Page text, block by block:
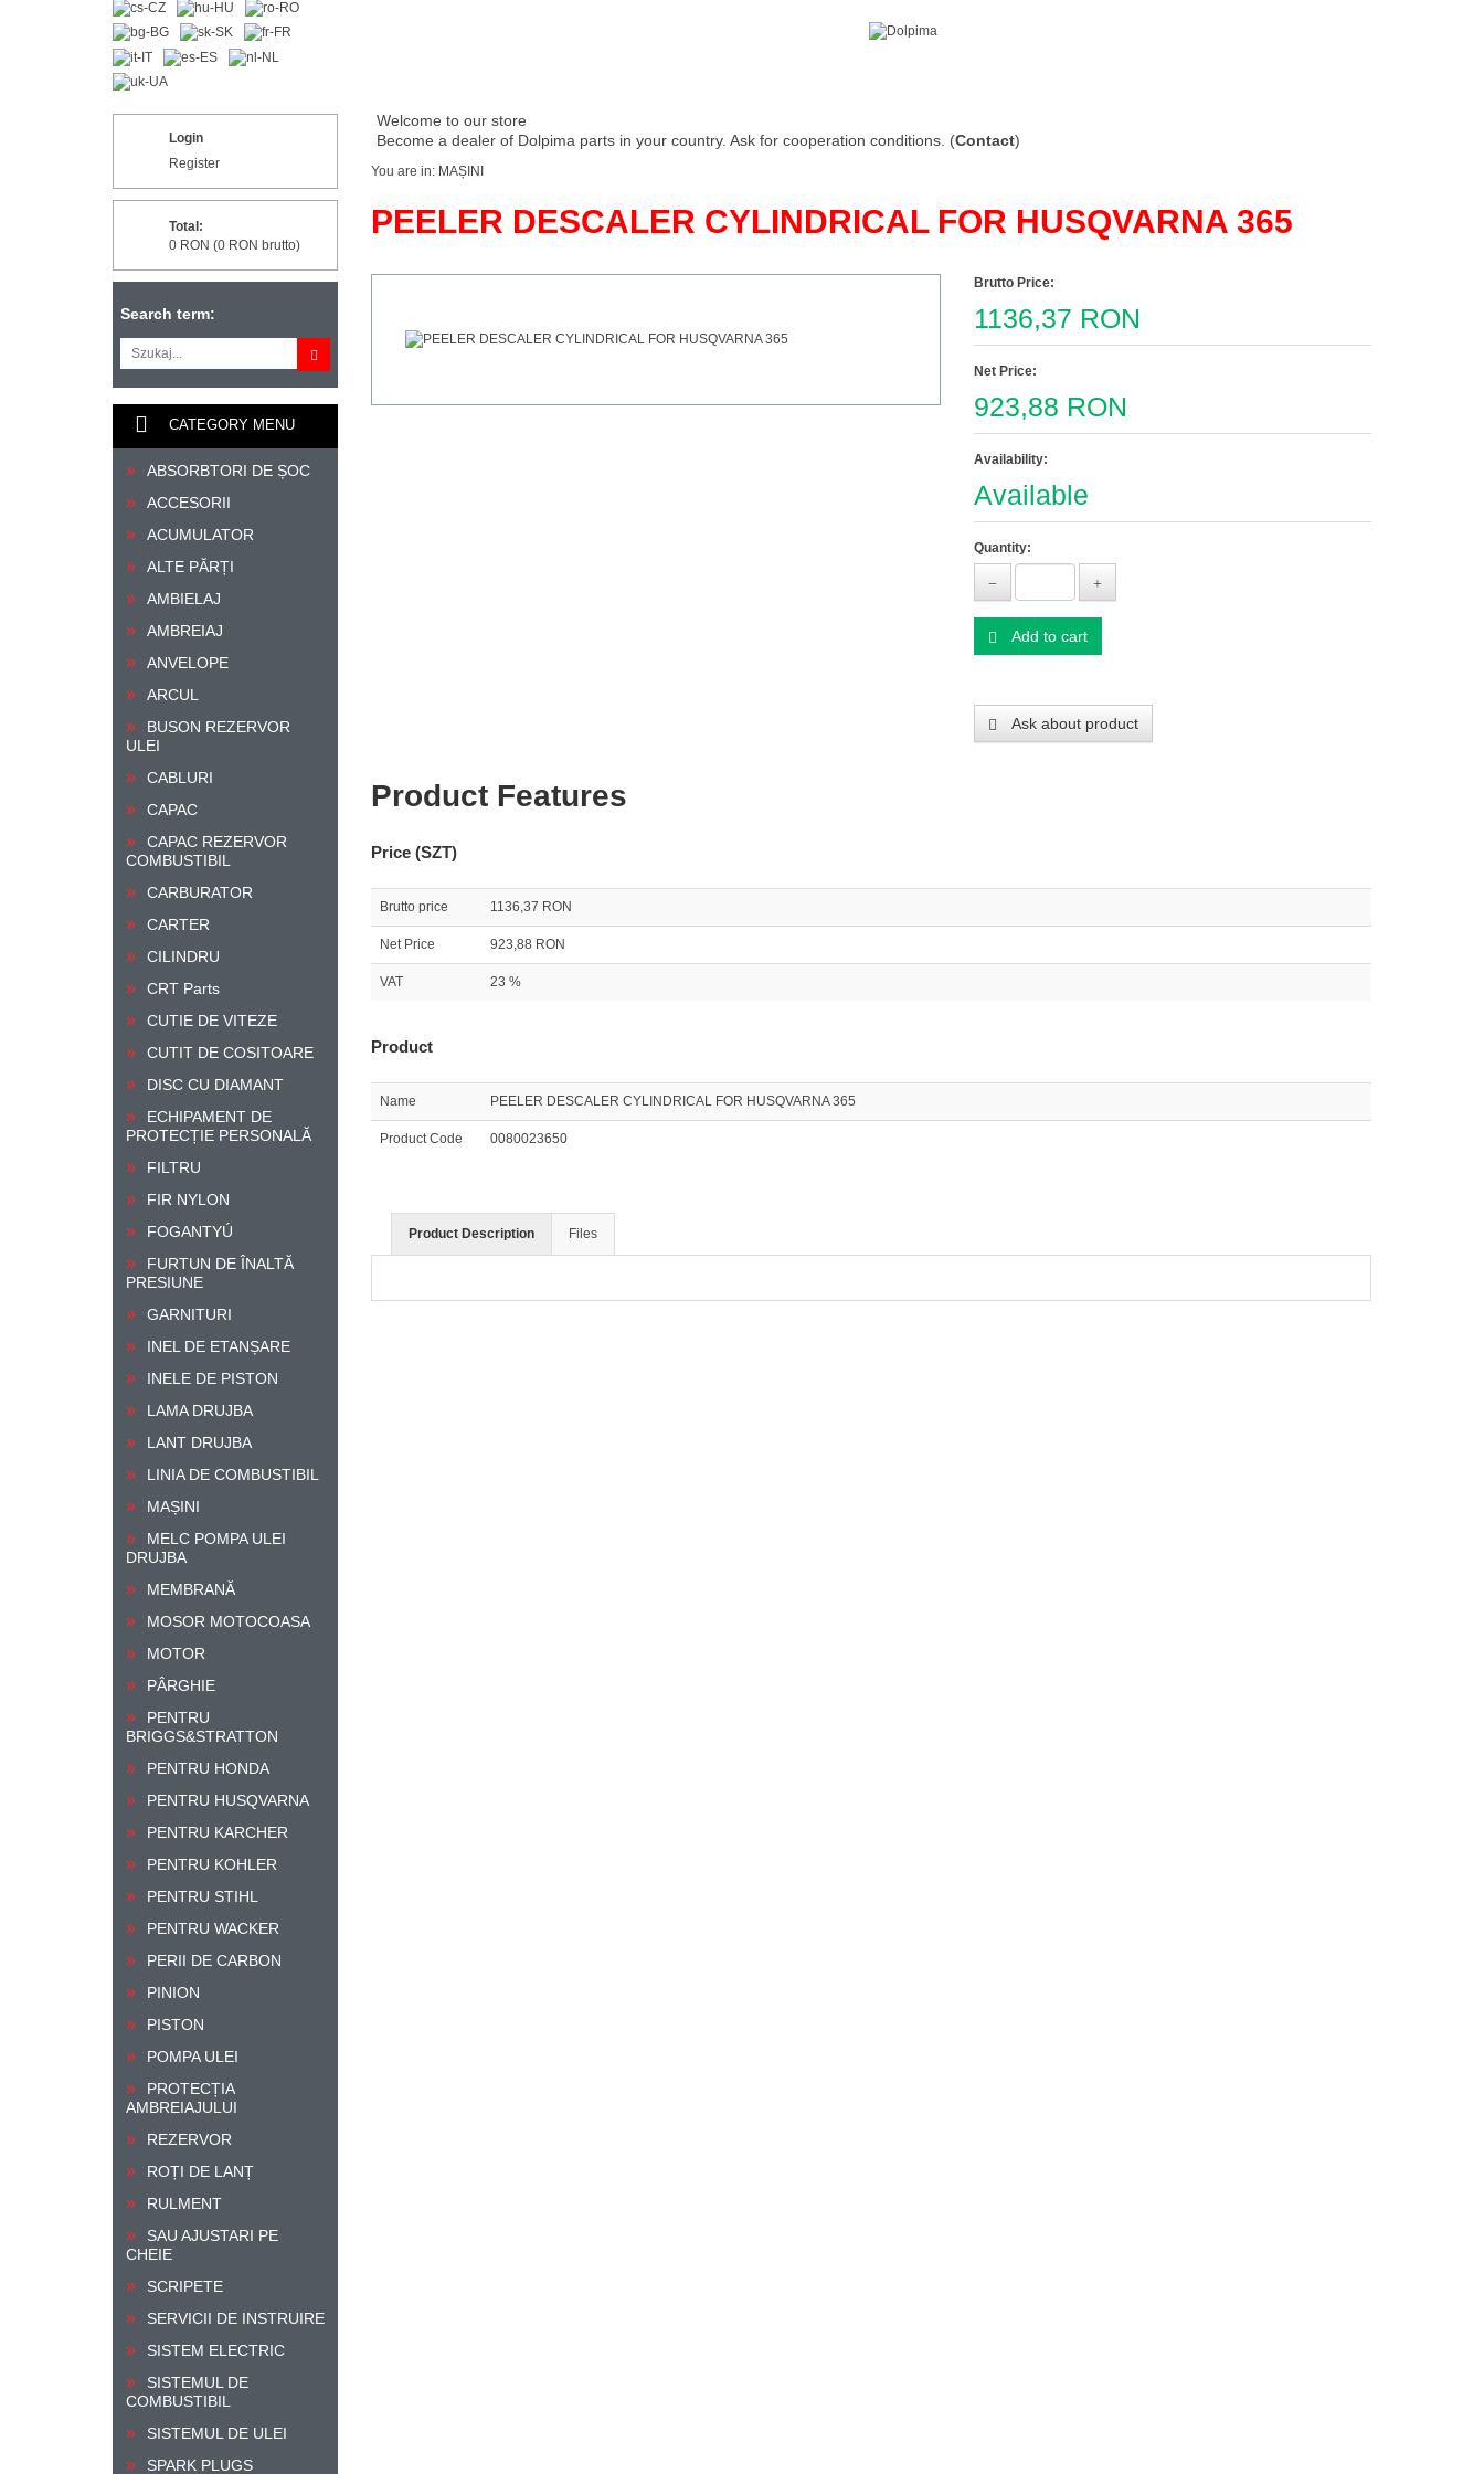
Login
Register
Total:
0 RON (0 RON brutto)
Search term:
CATEGORY MENU
ABSORBTORI DE ȘOC
ACCESORII
ACUMULATOR
ALTE PĂRȚI
AMBIELAJ
AMBREIAJ
ANVELOPE
ARCUL
BUSON REZERVOR
ULEI
CABLURI
CAPAC
CAPAC REZERVOR
COMBUSTIBIL
CARBURATOR
CARTER
CILINDRU
CRT Parts
CUTIE DE VITEZE
CUTIT DE COSITOARE
DISC CU DIAMANT
ECHIPAMENT DE
PROTECȚIE PERSONALĂ
FILTRU
FIR NYLON
FOGANTYÚ
FURTUN DE ÎNALTĂ
PRESIUNE
GARNITURI
INEL DE ETANȘARE
INELE DE PISTON
LAMA DRUJBA
LANT DRUJBA
LINIA DE COMBUSTIBIL
MAȘINI
MELC POMPA ULEI
DRUJBA
MEMBRANĂ
MOSOR MOTOCOASA
MOTOR
PÂRGHIE
PENTRU
BRIGGS&STRATTON
PENTRU HONDA
PENTRU HUSQVARNA
PENTRU KARCHER
PENTRU KOHLER
PENTRU STIHL
PENTRU WACKER
PERII DE CARBON
PINION
PISTON
POMPA ULEI
PROTECȚIA
AMBREIAJULUI
REZERVOR
ROȚI DE LANȚ
RULMENT
SAU AJUSTARI PE
CHEIE
SCRIPETE
SERVICII DE INSTRUIRE
SISTEM ELECTRIC
SISTEMUL DE
COMBUSTIBIL
SISTEMUL DE ULEI
SPARK PLUGS
Welcome to our store
Become a dealer of Dolpima parts in your country. Ask for cooperation conditions. (Contact)
You are in: MAȘINI
PEELER DESCALER CYLINDRICAL FOR HUSQVARNA 365
Brutto Price:
1136,37 RON
Net Price:
923,88 RON
Availability:
Available
Quantity:
Add to cart
Ask about product
Product Features
Price (SZT)
Brutto price 1136,37 RON
Net Price 923,88 RON
VAT 23 %
Product
Name PEELER DESCALER CYLINDRICAL FOR HUSQVARNA 365
Product Code 0080023650
Product Description Files